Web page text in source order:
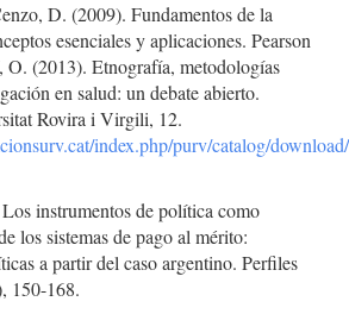
D. (2009). Fundamentos de la
esenciales y aplicaciones. Pearson
O. (2013). Etnografía, metodologías
en salud: un debate abierto.
Rovira i Virgili, 12.
index.php/purv/catalog/
instrumentos de política como
los sistemas de pago al mérito:
a partir del caso argentino. Perfiles
150-168.